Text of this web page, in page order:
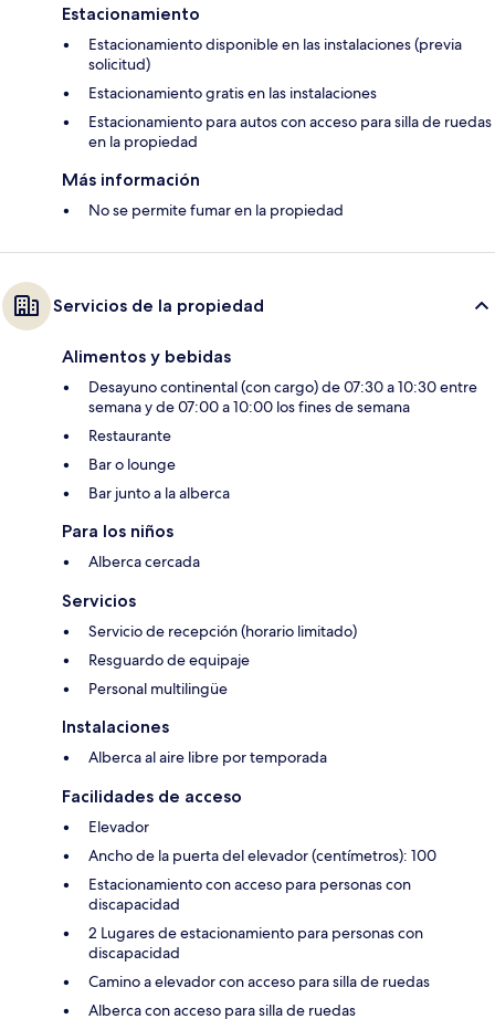
Estacionamiento
Estacionamiento disponible en las instalaciones (previa
solicitud)
Estacionamiento gratis en las instalaciones
Estacionamiento para autos con acceso para silla de ruedas
en la propiedad
Más información
No se permite fumar en la propiedad
Servicios de la propiedad
Alimentos y bebidas
Desayuno continental (con cargo) de 07:30 a 10:30 entre
semana y de 07:00 a 10:00 los fines de semana
Restaurante
Bar o lounge
Bar junto a la alberca
Para los niños
Alberca cercada
Servicios
Servicio de recepción (horario limitado)
Resguardo de equipaje
Personal multilingüe
Instalaciones
Alberca al aire libre por temporada
Facilidades de acceso
Elevador
Ancho de la puerta del elevador (centímetros): 100
Estacionamiento con acceso para personas con
discapacidad
2 Lugares de estacionamiento para personas con
discapacidad
Camino a elevador con acceso para silla de ruedas
Alberca con acceso para silla de ruedas